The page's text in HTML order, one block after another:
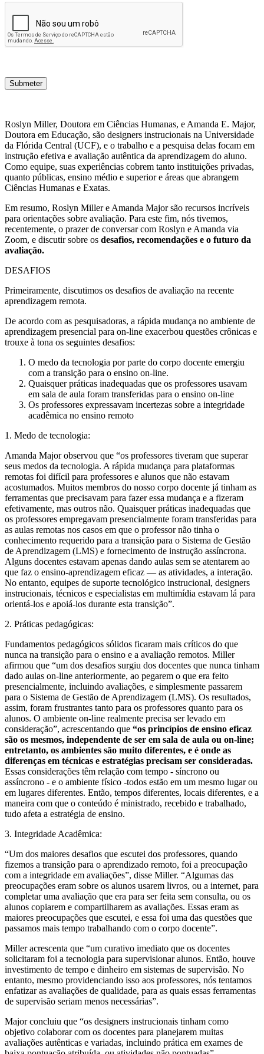
Submeter
Roslyn Miller, Doutora em Ciências Humanas, e Amanda E. Major,
Doutora em Educação, são designers instrucionais na Universidade
da Flórida Central (UCF), e o trabalho e a pesquisa delas focam em
instrução efetiva e avaliação autêntica da aprendizagem do aluno.
Como equipe, suas experiências cobrem tanto instituições privadas,
quanto públicas, ensino médio e superior e áreas que abrangem
Ciências Humanas e Exatas.
Em resumo, Roslyn Miller e Amanda Major são recursos incríveis
para orientações sobre avaliação. Para este fim, nós tivemos,
recentemente, o prazer de conversar com Roslyn e Amanda via
Zoom, e discutir sobre os desafios, recomendações e o futuro da
avaliação.
DESAFIOS
Primeiramente, discutimos os desafios de avaliação na recente
aprendizagem remota.
De acordo com as pesquisadoras, a rápida mudança no ambiente de
aprendizagem presencial para on-line exacerbou questões crônicas e
trouxe à tona os seguintes desafios:
O medo da tecnologia por parte do corpo docente emergiu
com a transição para o ensino on-line.
Quaisquer práticas inadequadas que os professores usavam
em sala de aula foram transferidas para o ensino on-line
Os professores expressavam incertezas sobre a integridade
acadêmica no ensino remoto
1. Medo de tecnologia:
Amanda Major observou que “os professores tiveram que superar
seus medos da tecnologia. A rápida mudança para plataformas
remotas foi difícil para professores e alunos que não estavam
acostumados. Muitos membros do nosso corpo docente já tinham as
ferramentas que precisavam para fazer essa mudança e a fizeram
efetivamente, mas outros não. Quaisquer práticas inadequadas que
os professores empregavam presencialmente foram transferidas para
as aulas remotas nos casos em que o professor não tinha o
conhecimento requerido para a transição para o Sistema de Gestão
de Aprendizagem (LMS) e fornecimento de instrução assíncrona.
Alguns docentes estavam apenas dando aulas sem se atentarem ao
que faz o ensino-aprendizagem eficaz — as atividades, a interação.
No entanto, equipes de suporte tecnológico instrucional, designers
instrucionais, técnicos e especialistas em multimídia estavam lá para
orientá-los e apoiá-los durante esta transição”.
2. Práticas pedagógicas:
Fundamentos pedagógicos sólidos ficaram mais críticos do que
nunca na transição para o ensino e a avaliação remotos. Miller
afirmou que “um dos desafios surgiu dos docentes que nunca tinham
dado aulas on-line anteriormente, ao pegarem o que era feito
presencialmente, incluindo avaliações, e simplesmente passarem
para o Sistema de Gestão de Aprendizagem (LMS). Os resultados,
assim, foram frustrantes tanto para os professores quanto para os
alunos. O ambiente on-line realmente precisa ser levado em
consideração”, acrescentando que “os princípios de ensino eficaz
são os mesmos, independente de ser em sala de aula ou on-line;
entretanto, os ambientes são muito diferentes, e é onde as
diferenças em técnicas e estratégias precisam ser consideradas.
Essas considerações têm relação com tempo - síncrono ou
assíncrono - e o ambiente físico -todos estão em um mesmo lugar ou
em lugares diferentes. Então, tempos diferentes, locais diferentes, e a
maneira com que o conteúdo é ministrado, recebido e trabalhado,
tudo afeta a estratégia de ensino.
3. Integridade Acadêmica:
“Um dos maiores desafios que escutei dos professores, quando
fizemos a transição para o aprendizado remoto, foi a preocupação
com a integridade em avaliações”, disse Miller. “Algumas das
preocupações eram sobre os alunos usarem livros, ou a internet, para
completar uma avaliação que era para ser feita sem consulta, ou os
alunos copiarem e compartilharem as avaliações. Essas eram as
maiores preocupações que escutei, e essa foi uma das questões que
passamos mais tempo trabalhando com o corpo docente”.
Miller acrescenta que “um curativo imediato que os docentes
solicitaram foi a tecnologia para supervisionar alunos. Então, houve
investimento de tempo e dinheiro em sistemas de supervisão. No
entanto, mesmo providenciando isso aos professores, nós tentamos
enfatizar as avaliações de qualidade, para as quais essas ferramentas
de supervisão seriam menos necessárias”.
Major concluiu que “os designers instrucionais tinham como
objetivo colaborar com os docentes para planejarem muitas
avaliações autênticas e variadas, incluindo prática em exames de